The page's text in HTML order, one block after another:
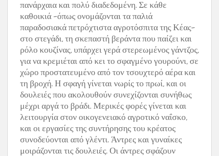
πανάρχαια και πολύ διαδεδομένη. Σε κάθε
καθοικιά –όπως ονομάζονται τα παλιά
παραδοσιακά πετρόχτιστα αγροτόσπιτα της Κέας–
στο στεγάδι, τη σκεπαστή βεράντα που παίζει και
ρόλο κουζίνας, υπάρχει γερά στερεωμένος γάντζος,
για να κρεμιέται από κει το σφαγμένο γουρούνι, σε
χώρο προστατευμένο από τον τσουχτερό αέρα και
τη βροχή. Η σφαγή γίνεται νωρίς το πρωί, και οι
δουλειές που ακολουθούν συνεχίζονται συνήθως
μέχρι αργά το βράδι. Μερικές φορές γίνεται και
λειτουργία στον οικογενειακό αγροτικό ναΐσκο,
και οι εργασίες της συντήρησης του κρέατος
συνοδεύονται από γλέντι. Άντρες και γυναίκες
μοιράζονται τις δουλειές. Οι άντρες σφάζουν